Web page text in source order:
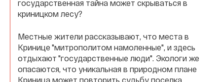
государственная тайна может скрываться в
криницком лесу?
Местные жители рассказывают, что места в
Кринице "митрополитом намоленные", и здесь
отдыхают "государственные люди". Экологи же
опасаются, что уникальная в природном плане
Криница может повторить судьбу поселка